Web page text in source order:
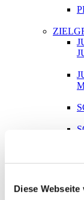
Diese
KONTAKT